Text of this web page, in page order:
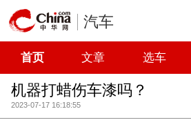
汽车
首页 文章 选车
机器打蜡伤车漆吗？
2023-07-17 16:18:55